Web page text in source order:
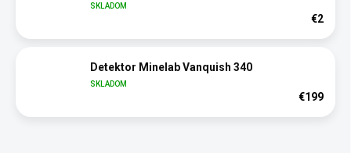
SKLADOM
€2
Detektor Minelab Vanquish 340
SKLADOM
€199